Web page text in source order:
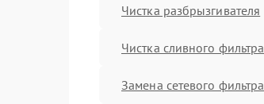
Чистка разбрызгивателя
Чистка сливного фильтра
Замена сетевого фильтра